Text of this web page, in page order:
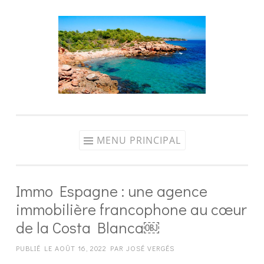
MENU PRINCIPAL
Immo Espagne : une agence
immobilière francophone au cœur
de la Costa Blanca￼
PUBLIÉ LE AOÛT 16, 2022 PAR JOSÉ VERGÉS